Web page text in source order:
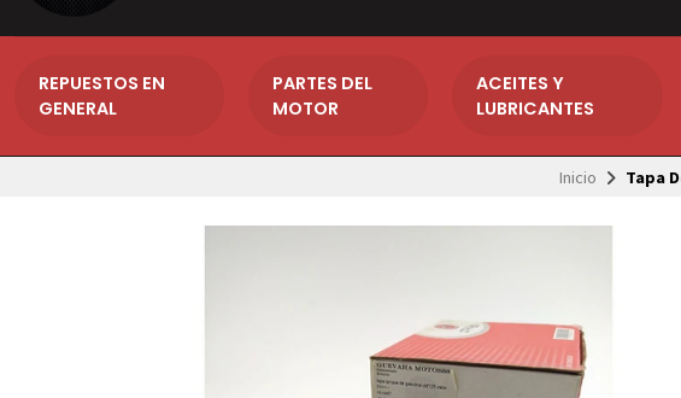
REPUESTOS EN
GENERAL
PARTES DEL
MOTOR
ACEITES Y
LUBRICANTES
Inicio Tapa